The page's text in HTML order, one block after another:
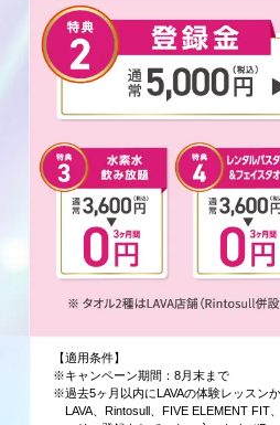
【適用条件】
※キャンペーン期間：8月末まで
※過去5ヶ月以内にLAVAの体験レッスン
LAVA、Rintosull、FIVE ELEMENT FIT